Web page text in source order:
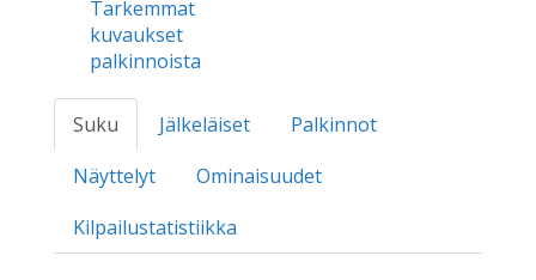
Tarkemmat
kuvaukset
palkinnoista
Suku Jälkeläiset
Palkinnot
Näyttelyt
Ominaisuudet
Kilpailustatistiikka